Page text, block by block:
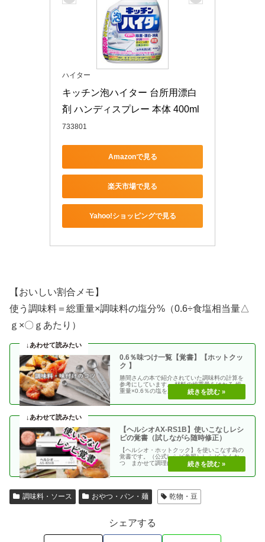
ハイター
キッチン泡ハイター 台所用漂白
剤 ハンディスプレー 本体 400ml
733801
Amazonで見る
楽天市場で見る
Yahoo!ショッピングで見る
【おいしい割合メモ】
使う調味料＝総重量×調味料の塩分%（0.6÷食塩相当量△
ｇ×〇ｇあたり）
0.6％味つけ一覧【覚書】【ホットクッ
ク 】
勝間さんの本で紹介されていた調味料の計算を
参考にしています。 材料の総重量をはかる 総
重量×0.6％の塩を加える 使う調味料＝（総重
【ヘルシオAX-RS1B】使いこなしレシ
ピの覚書（試しながら随時修正）
【ヘルシオ・ホットクック】を使いこなす為の
覚書です。（公式レシピ参照）レシピ とんか
つ まかせて調理(網焼き・揚げる) エビフラ
調味料・ソース おやつ・パン・麺 乾物・豆
シェアする